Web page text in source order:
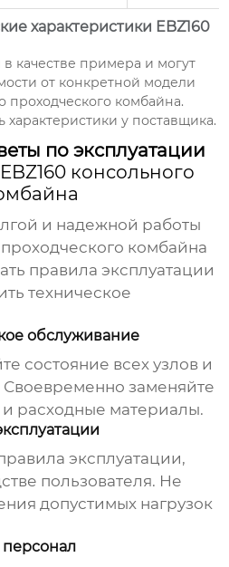
характеристики EBZ160
качестве примера и могут
от конкретной модели
проходческого комбайна.
характеристики у поставщика.
по эксплуатации
EBZ160 консольного
и надежной работы
комбайна
правила эксплуатации
техническое
обслуживание
состояние всех узлов и
Своевременно заменяйте
расходные материалы.
эксплуатации,
пользователя. Не
допустимых нагрузок